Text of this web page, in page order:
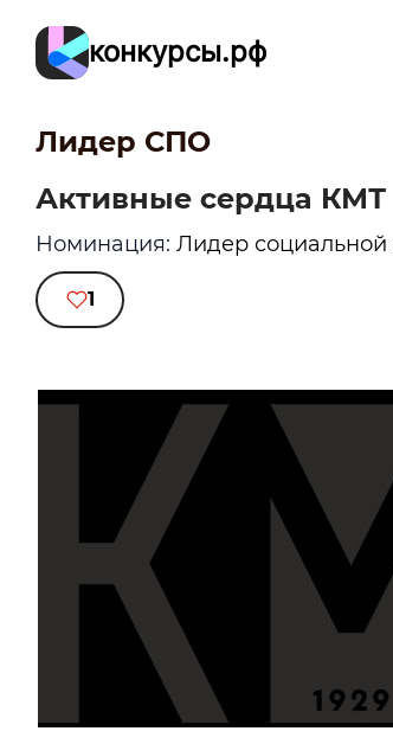
конкурсы.рф
Лидер СПО
Активные сердца КМТ
Номинация: Лидер социальной
1